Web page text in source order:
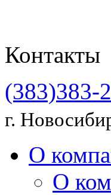
Контакты
(383)383-
г.
О
О